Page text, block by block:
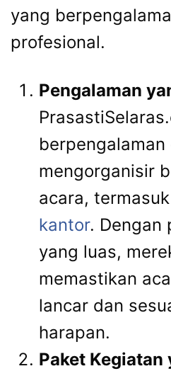
yang
profesional.
Pengalaman
berpengalaman
mengorganisir
acara, termasuk
kantor. Dengan
yang luas,
memastikan
lancar dan
harapan.
Paket Kegiatan